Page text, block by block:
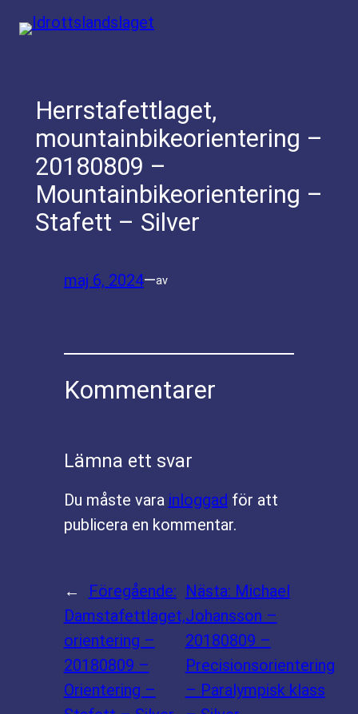
Hoppa
Herrstafettlaget,
mountainbikeorientering –
20180809 –
Mountainbikeorientering –
Stafett – Silver
maj 6, 2024—av
Kommentarer
Lämna ett svar
Du måste vara inloggad för att
publicera en kommentar.
←
Föregående:
Damstafettlaget,
orientering –
20180809 –
Orientering –
Nästa: Michael
Johansson –
20180809 –
Precisionsorientering
– Paralympisk klass